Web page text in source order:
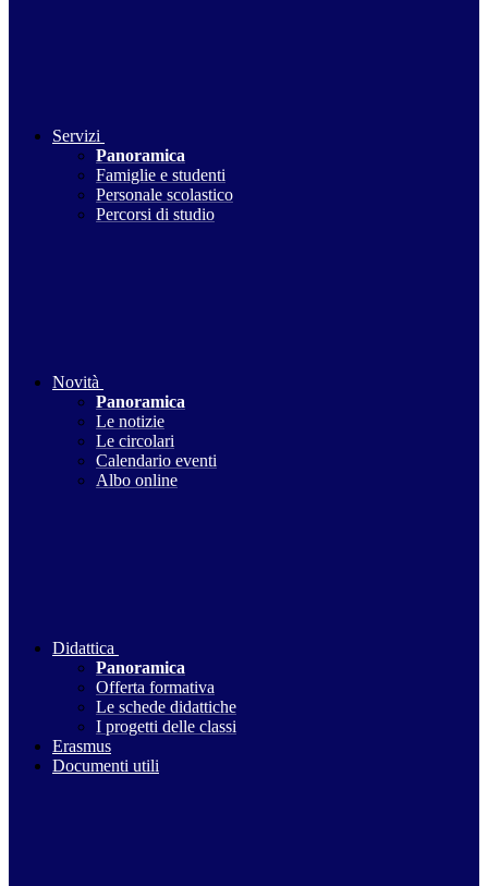
Servizi
Panoramica
Famiglie e studenti
Personale scolastico
Percorsi di studio
Novità
Panoramica
Le notizie
Le circolari
Calendario eventi
Albo online
Didattica
Panoramica
Offerta formativa
Le schede didattiche
I progetti delle classi
Erasmus
Documenti utili